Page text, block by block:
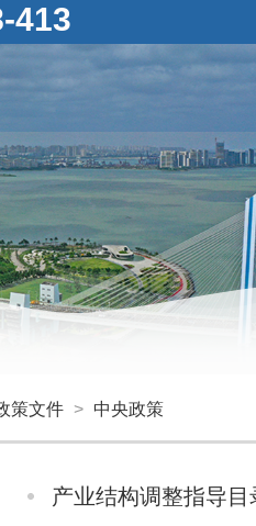
413
策文件 > 中央政策
产业结构调整指导目